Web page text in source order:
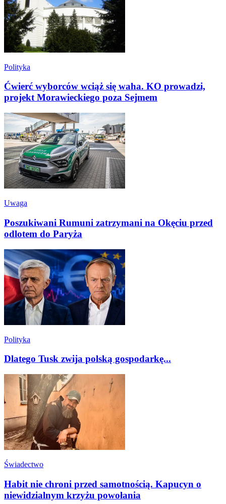
Polityka
Ćwierć wyborców wciąż się waha. KO prowadzi,
projekt Morawieckiego poza Sejmem
Uwaga
Poszukiwani Rumuni zatrzymani na Okęciu przed
odlotem do Paryża
Polityka
Dlatego Tusk zwija polską gospodarkę...
Świadectwo
Habit nie chroni przed samotnością. Kapucyn o
niewidzialnym krzyżu powołania